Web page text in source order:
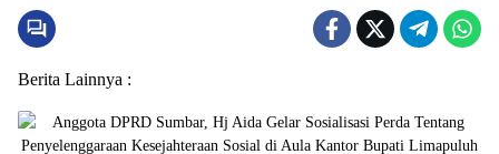
Berita Lainnya :